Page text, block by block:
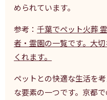
められています。
参考：千葉でペット火葬
者・霊園の一覧です。大
くれます。
ペットとの快適な生活を
な要素の一つです。京都